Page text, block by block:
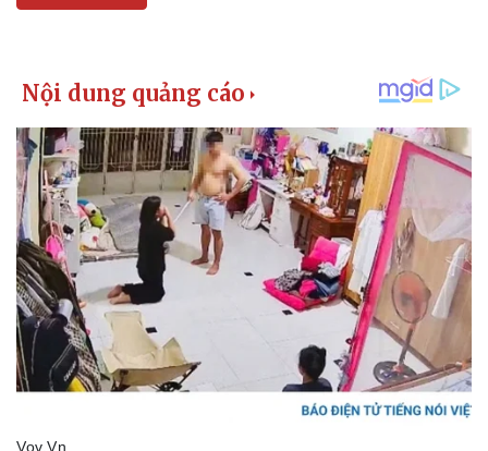
Pháp luật
Tư vấn luật